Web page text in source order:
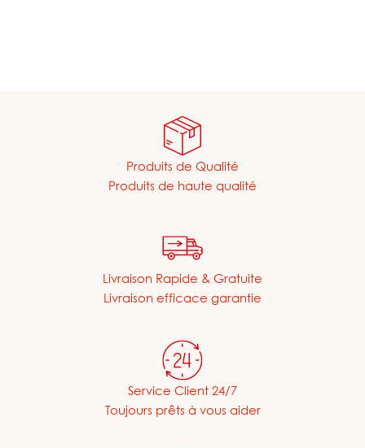
Produits de Qualité
Produits de haute qualité
Livraison Rapide & Gratuite
Livraison efficace garantie
Service Client 24/7
Toujours prêts à vous aider